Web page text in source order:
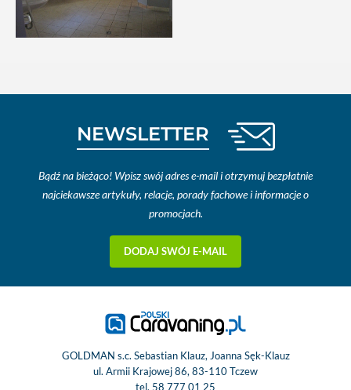
NEWSLETTER
Bądź na bieżąco! Wpisz swój adres e-mail i otrzymuj bezpłatnie
najciekawsze artykuły, relacje, porady fachowe i informacje o
promocjach.
DODAJ SWÓJ E-MAIL
GOLDMAN s.c. Sebastian Klauz, Joanna Sęk-Klauz
ul. Armii Krajowej 86, 83-110 Tczew
tel. 58 777 01 25